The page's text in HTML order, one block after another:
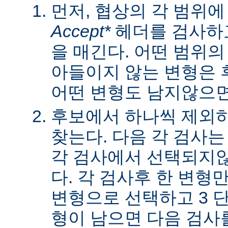
먼저, 협상의 각 범위
Accept*헤더를 검사하
을 매긴다. 어떤 범위
아들이지 않는 변형은
어떤 변형도 남지않으
후보에서 하나씩 제외
찾는다. 다음 각 검사
각 검사에서 선택되지
다. 각 검사후 한 변형
변형으로 선택하고 3
형이 남으면 다음 검사